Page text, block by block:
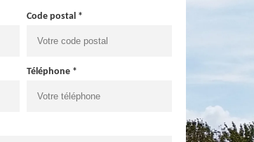
Code postal *
Téléphone *